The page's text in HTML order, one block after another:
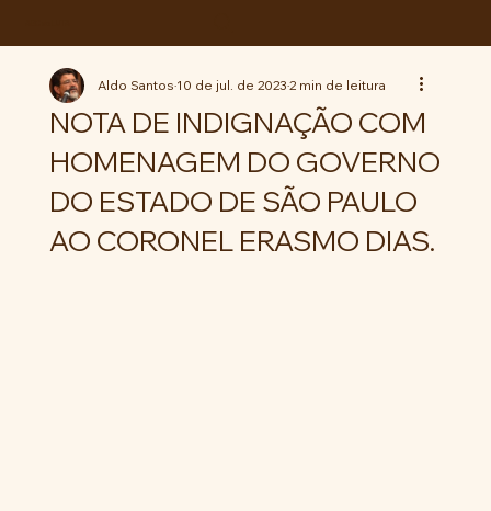
NOTA DE INDIGNAÇÃO COM
HOMENAGEM DO GOVERNO
DO ESTADO DE SÃO PAULO
AO CORONEL ERASMO DIAS.
Aldo Santos10 de jul. de 20232 min de leitura